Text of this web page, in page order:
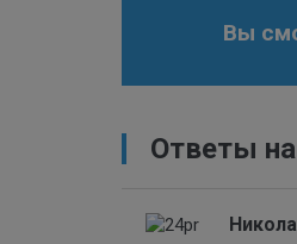
Вы
Ответы